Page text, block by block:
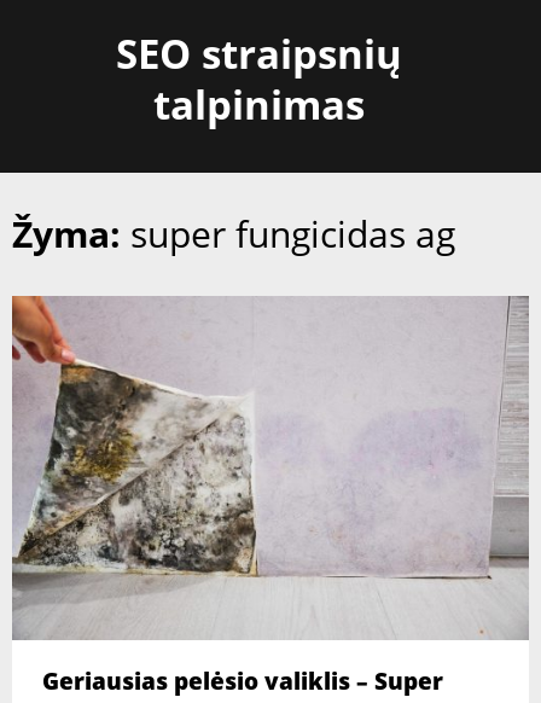
SEO straipsnių
talpinimas
Žyma: super fungicidas ag
Geriausias pelėsio valiklis – Super